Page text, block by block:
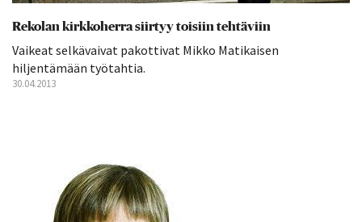
Rekolan kirkkoherra siirtyy toisiin tehtäviin
Vaikeat selkävaivat pakottivat Mikko Matikaisen
hiljentämään työtahtia.
30.04.2013